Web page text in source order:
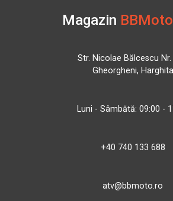
Magazin
Str. Nicolae Bălcescu Nr.
Gheorgheni, Harghita
Luni - Sâmbătă: 09:00 -
+40 740 133 688
atv@bbmoto.ro